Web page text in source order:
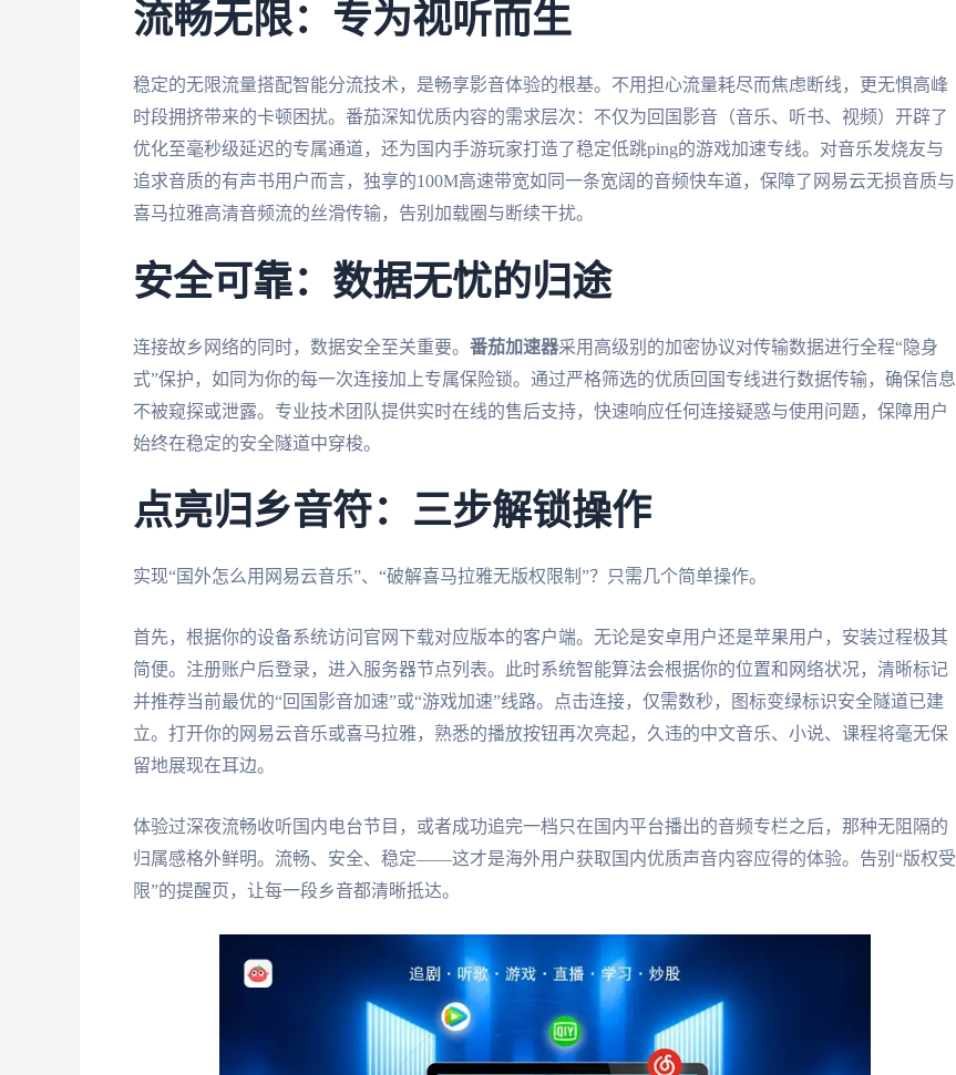
流畅无限：专为视听而生
稳定的无限流量搭配智能分流技术，是畅享影音体验的根基。不用担心流量耗尽而焦虑断线，更无惧高峰
时段拥挤带来的卡顿困扰。番茄深知优质内容的需求层次：不仅为回国影音（音乐、听书、视频）开辟了
优化至毫秒级延迟的专属通道，还为国内手游玩家打造了稳定低跳ping的游戏加速专线。对音乐发烧友与
追求音质的有声书用户而言，独享的100M高速带宽如同一条宽阔的音频快车道，保障了网易云无损音质与
喜马拉雅高清音频流的丝滑传输，告别加载圈与断续干扰。
安全可靠：数据无忧的归途
连接故乡网络的同时，数据安全至关重要。 番茄加速器采用高级别的加密协议对传输数据进行全程“隐身
式”保护，如同为你的每一次连接加上专属保险锁。通过严格筛选的优质回国专线进行数据传输，确保信息
不被窥探或泄露。专业技术团队提供实时在线的售后支持，快速响应任何连接疑惑与使用问题，保障用户
始终在稳定的安全隧道中穿梭。
点亮归乡音符：三步解锁操作
实现“国外怎么用网易云音乐”、“破解喜马拉雅无版权限制”？只需几个简单操作。
首先，根据你的设备系统访问官网下载对应版本的客户端。无论是安卓用户还是苹果用户，安装过程极其
简便。注册账户后登录，进入服务器节点列表。此时系统智能算法会根据你的位置和网络状况，清晰标记
并推荐当前最优的“回国影音加速”或“游戏加速”线路。点击连接，仅需数秒，图标变绿标识安全隧道已建
立。打开你的网易云音乐或喜马拉雅，熟悉的播放按钮再次亮起，久违的中文音乐、小说、课程将毫无保
留地展现在耳边。
体验过深夜流畅收听国内电台节目，或者成功追完一档只在国内平台播出的音频专栏之后，那种无阻隔的
归属感格外鲜明。流畅、安全、稳定——这才是海外用户获取国内优质声音内容应得的体验。告别“版权受
限”的提醒页，让每一段乡音都清晰抵达。